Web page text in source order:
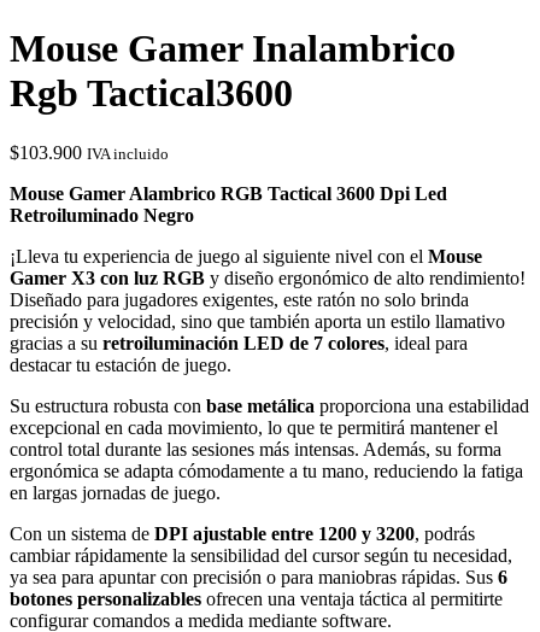
Mouse Gamer Inalambrico
Rgb Tactical3600
$103.900 IVA incluido
Mouse Gamer Alambrico RGB Tactical 3600 Dpi Led
Retroiluminado Negro
¡Lleva tu experiencia de juego al siguiente nivel con el Mouse
Gamer X3 con luz RGB y diseño ergonómico de alto rendimiento!
Diseñado para jugadores exigentes, este ratón no solo brinda
precisión y velocidad, sino que también aporta un estilo llamativo
gracias a su retroiluminación LED de 7 colores, ideal para
destacar tu estación de juego.
Su estructura robusta con base metálica proporciona una estabilidad
excepcional en cada movimiento, lo que te permitirá mantener el
control total durante las sesiones más intensas. Además, su forma
ergonómica se adapta cómodamente a tu mano, reduciendo la fatiga
en largas jornadas de juego.
Con un sistema de DPI ajustable entre 1200 y 3200, podrás
cambiar rápidamente la sensibilidad del cursor según tu necesidad,
ya sea para apuntar con precisión o para maniobras rápidas. Sus 6
botones personalizables ofrecen una ventaja táctica al permitirte
configurar comandos a medida mediante software.